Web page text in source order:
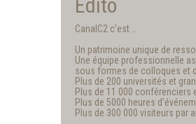
Édito
CanalC2 c’est …
Un patrimoine unique de
Une équipe professionnelle
sous formes de colloques et
Plus de 200 universités et
Plus de 11 000 conférenciers
Plus de 5000 heures
Plus de 300 000 visiteurs par